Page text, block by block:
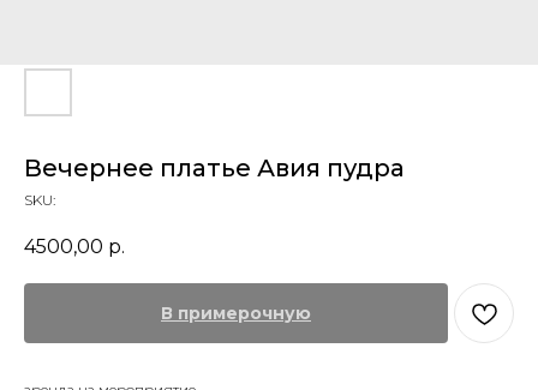
Вечернее платье Авия пудра
SKU:
4500,00 р.
В примерочную